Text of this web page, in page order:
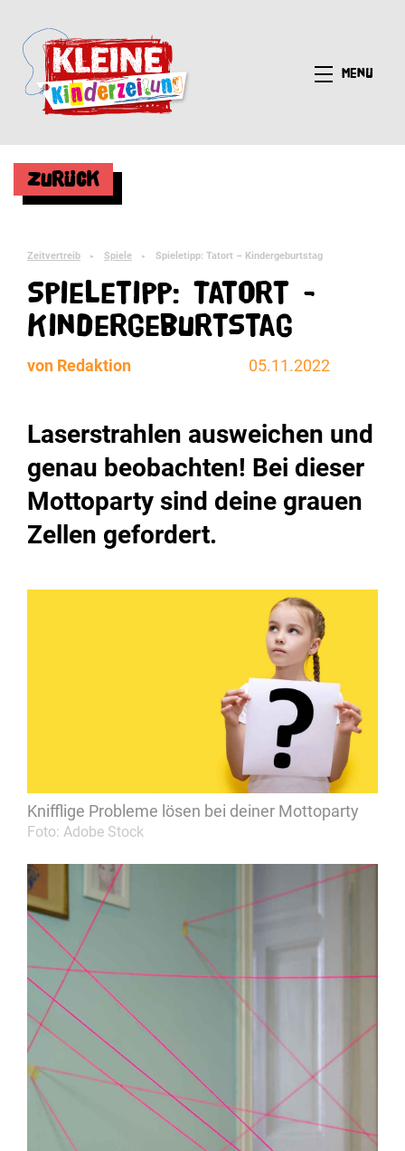
Menü
Zurück
Zeitvertreib ► Spiele ► Spieletipp: Tatort – Kindergeburtstag
Spieletipp: Tatort -
Kindergeburtstag
von Redaktion 05.11.2022
Laserstrahlen ausweichen und
genau beobachten! Bei dieser
Mottoparty sind deine grauen
Zellen gefordert.
Knifflige Probleme lösen bei deiner Mottoparty
Foto: Adobe Stock